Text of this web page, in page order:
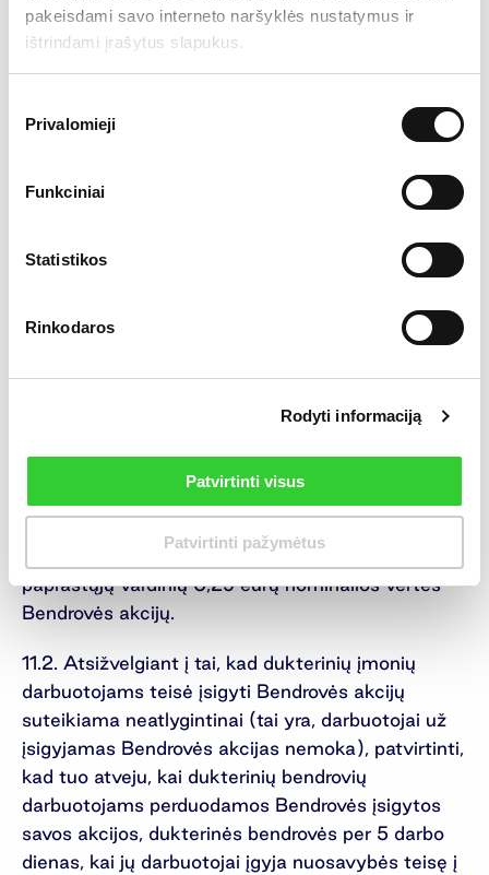
pakeisdami savo interneto naršyklės nustatymus ir
ištrindami įrašytus slapukus.
pasirinkimas
Privalomieji
Funkciniai
Statistikos
Rinkodaros
Rodyti informaciją
Patvirtinti visus
Patvirtinti pažymėtus
10. Supažindinimas su Bendrovės audito
10.1
Vadovaujantis Bendrovės audito komiteto
nuostatais (patvirtintais 2023 m. balandžio 28 d.
sprendimu), akcininkai supažindinami su
(pridedama) (šiuo darbotvarkės klausimu
11. Dėl akcijų suteikimo dukterinių įmonių
11.1. Patvirtinti, kad 2024 m. su Bendrovės
akcijų nuosavybės teise priklauso Bendrovei)
įgytų teisę neatlygintinai įsigyti iki 50 000
paprastųjų vardinių 0,29 eurų nominalios vertės
Bendrovės akcijų.
11.2. Atsižvelgiant į tai, kad dukterinių įmonių
darbuotojams teisė įsigyti Bendrovės akcijų
suteikiama neatlygintinai (tai yra, darbuotojai už
įsigyjamas Bendrovės akcijas nemoka), patvirtinti,
kad tuo atveju, kai dukterinių bendrovių
darbuotojams perduodamos Bendrovės įsigytos
savos akcijos, dukterinės bendrovės per 5 darbo
dienas, kai jų darbuotojai įgyja nuosavybės teisę į